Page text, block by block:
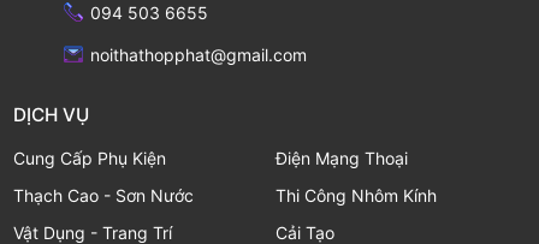
094 503 6655
noithathopphat@gmail.com
DỊCH VỤ
Cung Cấp Phụ Kiện
Điện Mạng Thoại
Thạch Cao - Sơn Nước
Thi Công Nhôm Kính
Vật Dụng - Trang Trí
Cải Tạo